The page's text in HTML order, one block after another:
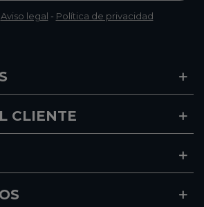
Aviso legal - Política de privacidad
CLIENTE